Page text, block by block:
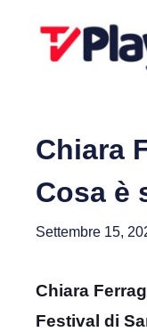
Chiara
Cosa è
Settembre 15,
Chiara
Festival di